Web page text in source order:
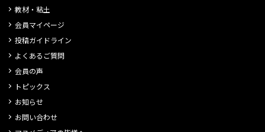
教材・粘土
会員マイページ
投稿ガイドライン
よくあるご質問
会員の声
トピックス
お知らせ
お問い合わせ